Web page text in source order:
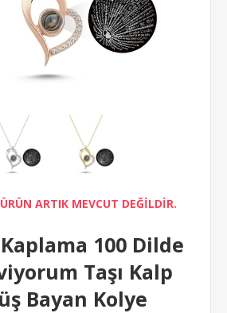
ARTIK MEVCUT DEĞİLDİR.
100 Dilde
Taşı Kalp
Bayan Kolye